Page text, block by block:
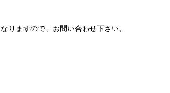
りますので、お問い合わせ下さい。